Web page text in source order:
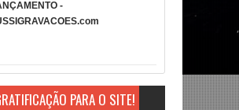
-
PARA O SITE!